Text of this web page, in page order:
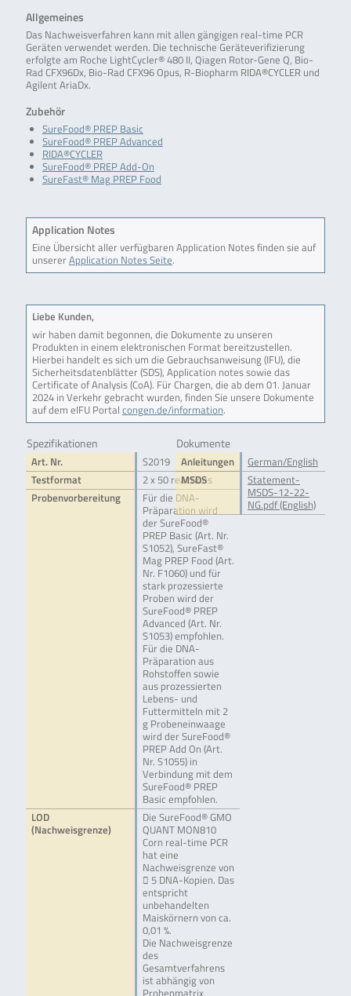
Allgemeines
Das Nachweisverfahren kann mit allen gängigen real-time PCR
Geräten verwendet werden. Die technische Geräteverifizierung
erfolgte am Roche LightCycler® 480 II, Qiagen Rotor-Gene Q, Bio-
Rad CFX96Dx, Bio-Rad CFX96 Opus, R-Biopharm RIDA®CYCLER und
Agilent AriaDx.
Zubehör
SureFood® PREP Basic
SureFood® PREP Advanced
RIDA®CYCLER
SureFood® PREP Add-On
SureFast® Mag PREP Food
Application Notes
Eine Übersicht aller verfügbaren Application Notes finden sie auf
unsererApplication Notes Seite.
Liebe Kunden,
wir haben damit begonnen, die Dokumente zu unseren
Produkten in einem elektronischen Format bereitzustellen.
Hierbei handelt es sich um die Gebrauchsanweisung (IFU), die
Sicherheitsdatenblätter (SDS), Application notes sowie das
Certificate of Analysis (CoA). Für Chargen, die ab dem 01. Januar
2024 in Verkehr gebracht wurden, finden Sie unsere Dokumente
auf dem eIFU Portal congen.de/information.
Spezifikationen
Art. Nr.
S2019
Testformat
2 x 50 reactions
Probenvorbereitung
Für die DNA-
Präparation wird
der SureFood®
PREP Basic (Art. Nr.
S1052), SureFast®
Mag PREP Food (Art.
Nr. F1060) und für
stark prozessierte
Proben wird der
SureFood® PREP
Advanced (Art. Nr.
S1053) empfohlen.
Für die DNA-
Präparation aus
Rohstoffen sowie
aus prozessierten
Lebens- und
Futtermitteln mit 2
g Probeneinwaage
wird der SureFood®
PREP Add On (Art.
Nr. S1055) in
Verbindung mit dem
SureFood® PREP
Basic empfohlen.
LOD
(Nachweisgrenze)
Die SureFood® GMO
QUANT MON810
Corn real-time PCR
hat eine
Nachweisgrenze von
 5 DNA-Kopien. Das
entspricht
unbehandelten
Maiskörnern von ca.
0,01 %.
Die Nachweisgrenze
des
Gesamtverfahrens
ist abhängig von
Dokumente
Anleitungen
German/English
MSDS
Statement-
MSDS-12-22-
NG.pdf (English)